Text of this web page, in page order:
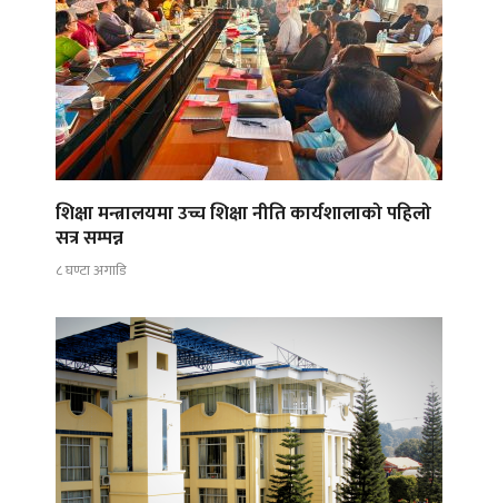
शिक्षा मन्त्रालयमा उच्च शिक्षा नीति कार्यशालाको पहिलो
सत्र सम्पन्न
८ घण्टा अगाडि